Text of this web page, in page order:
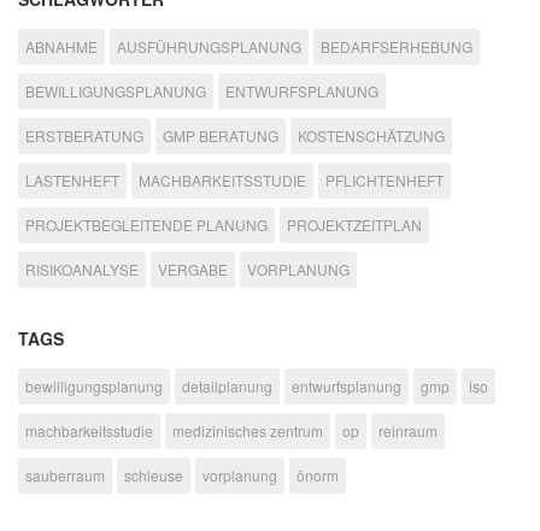
ABNAHME AUSFÜHRUNGSPLANUNG BEDARFSERHEBUNG
BEWILLIGUNGSPLANUNG ENTWURFSPLANUNG
ERSTBERATUNG GMP BERATUNG KOSTENSCHÄTZUNG
LASTENHEFT MACHBARKEITSSTUDIE PFLICHTENHEFT
PROJEKTBEGLEITENDE PLANUNG PROJEKTZEITPLAN
RISIKOANALYSE VERGABE VORPLANUNG
TAGS
bewilligungsplanung detailplanung entwurfsplanung gmp iso
machbarkeitsstudie medizinisches zentrum op reinraum
sauberraum schleuse vorplanung önorm